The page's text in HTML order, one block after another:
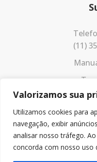
Valorizamos sua
Utilizamos cookies para
navegação, exibir
analisar nosso tráfego.
concorda com nosso uso
(11)
Política